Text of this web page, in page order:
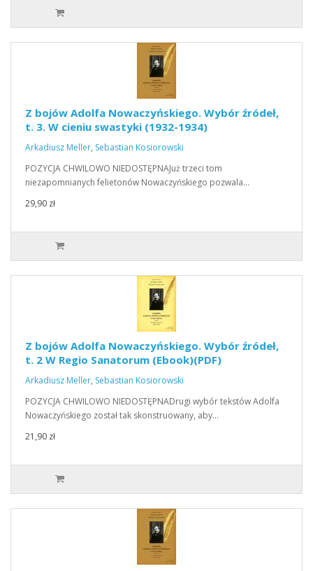
Z bojów Adolfa Nowaczyńskiego. Wybór źródeł,
t. 3. W cieniu swastyki (1932-1934)
Arkadiusz Meller, Sebastian Kosiorowski
POZYCJA CHWILOWO NIEDOSTĘPNAJuż trzeci tom
niezapomnianych felietonów Nowaczyńskiego pozwala…
29,90 zł
Z bojów Adolfa Nowaczyńskiego. Wybór źródeł,
t. 2 W Regio Sanatorum (Ebook)(PDF)
Arkadiusz Meller, Sebastian Kosiorowski
POZYCJA CHWILOWO NIEDOSTĘPNADrugi wybór tekstów Adolfa
Nowaczyńskiego został tak skonstruowany, aby…
21,90 zł